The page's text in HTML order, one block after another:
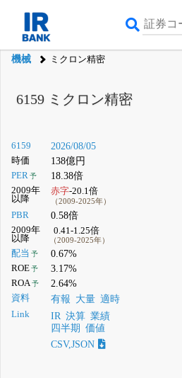
機械 ミクロン精密
6159 ミクロン精密
6159 2026/08/05
時価 138億円
PER予 18.38倍
2009年
以降
赤字-20.1倍
（2009-2025年）
PBR 0.58倍
2009年
以降
0.41-1.25倍
（2009-2025年）
配当 予 0.67%
ROE予 3.17%
ROA 予 2.64%
資料 有報 大量 適時
Link IR 決算 業績
四半期 価値
CSV,JSON